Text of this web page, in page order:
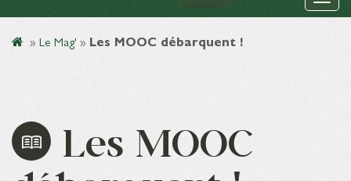
» Le Mag' » Les MOOC débarquent !
Les MOOC